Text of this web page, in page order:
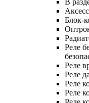
Блок-
Реле
Реле
Реле
Реле
Реле